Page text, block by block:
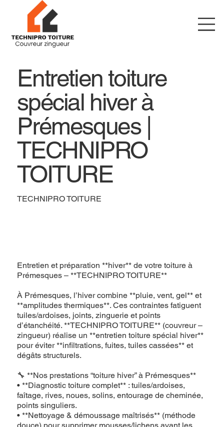
Entretien toiture
spécial hiver à
Prémesques |
TECHNIPRO
TOITURE
TECHNIPRO TOITURE
Entretien et préparation **hiver** de votre toiture à
Prémesques – **TECHNIPRO TOITURE**
À Prémesques, l’hiver combine **pluie, vent, gel** et
**amplitudes thermiques**. Ces contraintes fatiguent
tuiles/ardoises, joints, zinguerie et points
d’étanchéité. **TECHNIPRO TOITURE** (couvreur –
zingueur) réalise un **entretien toiture spécial hiver**
pour éviter **infiltrations, fuites, tuiles cassées** et
dégâts structurels.
🔧 **Nos prestations “toiture hiver” à Prémesques**
• **Diagnostic toiture complet** : tuiles/ardoises,
faîtage, rives, noues, solins, entourage de cheminée,
points singuliers.
• **Nettoyage & démoussage maîtrisés** (méthode